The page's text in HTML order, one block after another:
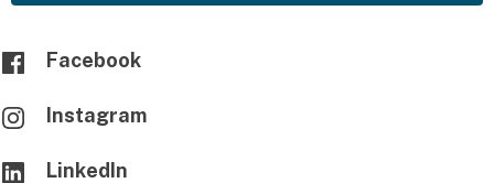
Facebook
Instagram
LinkedIn